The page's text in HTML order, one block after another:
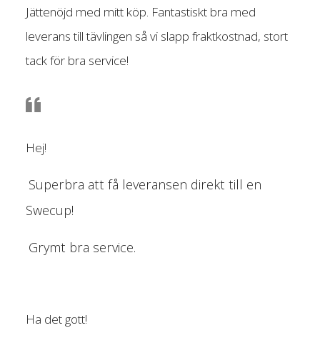
Jättenöjd med mitt köp. Fantastiskt bra med
leverans till tävlingen så vi slapp fraktkostnad, stort
tack för bra service!
Hej!
Superbra att få leveransen direkt till en
Swecup!
Grymt bra service.
Ha det gott!